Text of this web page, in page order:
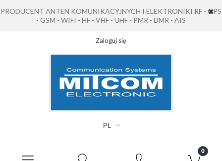
PRODUCENT ANTEN KOMUNIKACYJNYCH I ELEKTRONIKI RF - GPS
- GSM - WIFI - HF - VHF - UHF - PMR - DMR - AIS
Zaloguj się